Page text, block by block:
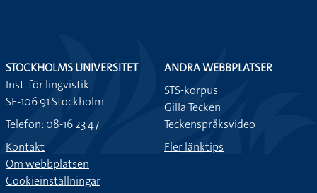
STOCKHOLMS UNIVERSITET
Inst. för lingvistik
SE-106 91 Stockholm
Telefon: 08-16 23 47
Kontakt
Om webbplatsen
Cookieinställningar
ANDRA WEBBPLATSER
STS-korpus
Gilla Tecken
Teckenspråksvideo
Fler länktips